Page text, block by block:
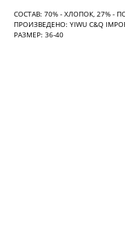
СОСТАВ: 70% - ХЛОПОК, 27% -
ПРОИЗВЕДЕНО: YIWU C&Q
РАЗМЕР: 36-40